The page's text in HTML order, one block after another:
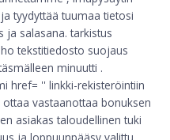
tyydyttää tuumaa tietosi
ja salasana. tarkistus
tekstitiedosto suojaus
minuutti .
href= '' linkki-rekisteröintiin
vastaanottaa bonuksen
asiakas taloudellinen tuki